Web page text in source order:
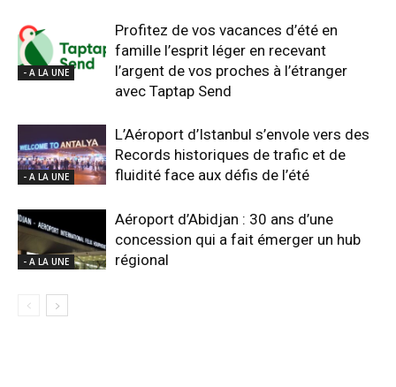
- A LA UNE
Profitez de vos vacances d’été en
famille l’esprit léger en recevant
l’argent de vos proches à l’étranger
avec Taptap Send
- A LA UNE
L’Aéroport d’Istanbul s’envole vers des
Records historiques de trafic et de
fluidité face aux défis de l’été
- A LA UNE
Aéroport d’Abidjan : 30 ans d’une
concession qui a fait émerger un hub
régional